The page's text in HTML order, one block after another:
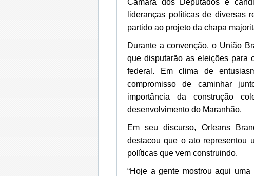
lideranças políticas de diversas
partido ao projeto da chapa
Durante a convenção, o União
que disputarão as eleições para
federal. Em clima de
compromisso de caminhar
importância da construção
desenvolvimento do Maranhão.
Em seu discurso, Orleans
destacou que o ato representou
políticas que vem construindo.
“Hoje a gente mostrou aqui